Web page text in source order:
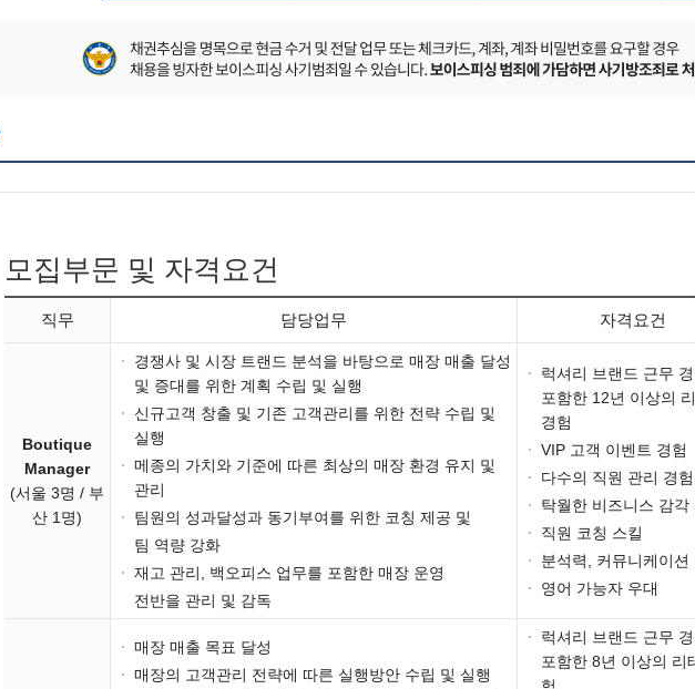
모집부문 및 자격요건
직무 담당업무 자격요건
Boutique
Manager
(서울 3명 / 부
산 1명)
·
경쟁사 및 시장 트랜드 분석을 바탕으로 매장 매출 달성
및 증대를 위한 계획 수립 및 실행
·
신규고객 창출 및 기존 고객관리를 위한 전략 수립 및
실행
· 메종의 가치와 기준에 따른 최상의 매장 환경 유지 및
관리
·
팀원의 성과달성과 동기부여를 위한 코칭 제공 및
팀 역량 강화
· 재고 관리, 백오피스 업무를 포함한 매장 운영
전반을 관리 및 감독
·
럭셔리 브랜드 근무
포함한 12년 이상의
경험
· VIP 고객 이벤트 경험
·
다수의 직원 관리 경험
·
탁월한 비즈니스 감각
·
직원 코칭 스킬
·
분석력, 커뮤니케이션
·
영어 가능자 우대
· 매장 매출 목표 달성
· 매장의 고객관리 전략에 따른 실행방안 수립 및 실행
·
럭셔리 브랜드 근무
포함한 8년 이상의 리